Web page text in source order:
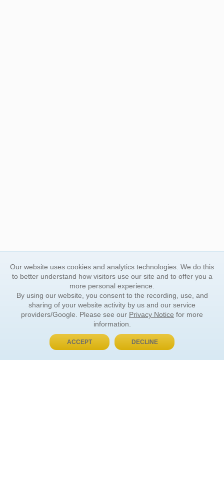
BUY NOW, PAY LATER
Our website uses cookies and analytics technologies. We do this
to better understand how visitors use our site and to offer you a
more personal experience.
By using our website, you consent to the recording, use, and
sharing of your website activity by us and our service
providers/Google. Please see our Privacy Notice for more
information.
ACCEPT DECLINE